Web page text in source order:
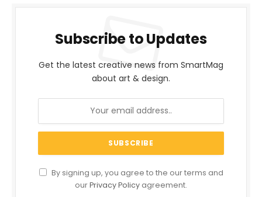
Subscribe to Updates
Get the latest creative news from SmartMag
about art & design.
By signing up, you agree to the our terms and
ourPrivacy Policy agreement.